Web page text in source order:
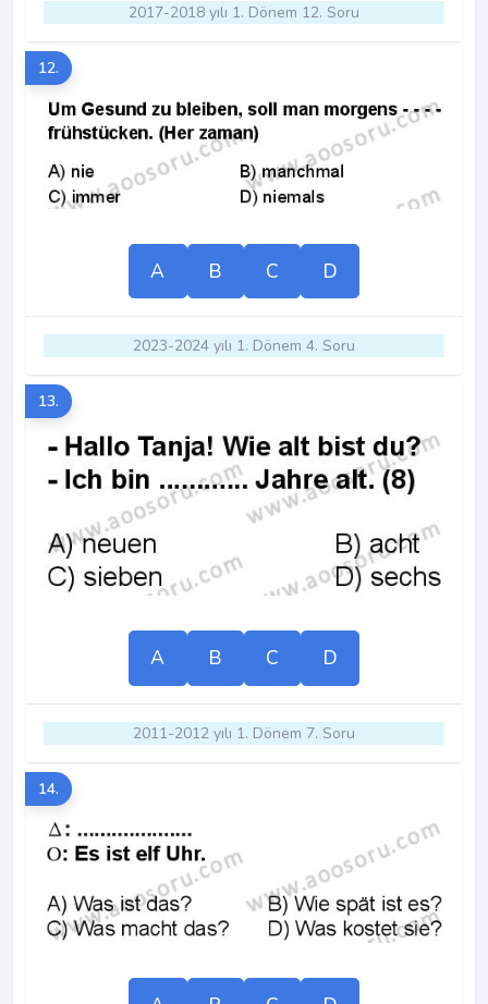
2017-2018 yılı 1. Dönem 12. Soru
12.
A B C D
2023-2024 yılı 1. Dönem 4. Soru
13.
A B C D
2011-2012 yılı 1. Dönem 7. Soru
14.